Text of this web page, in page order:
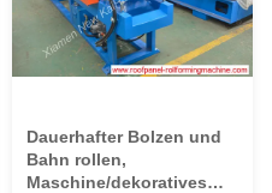
Dauerhafter Bolzen und
Bahn rollen,
Maschine/dekoratives